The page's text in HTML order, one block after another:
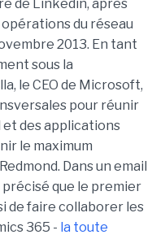
de Linkedin, après
du réseau
2013. En tant
sous la
le CEO de Microsoft,
pour réunir
et des applications
le maximum
Dans un email
précisé que le premier
de faire collaborer les
365 - la toute